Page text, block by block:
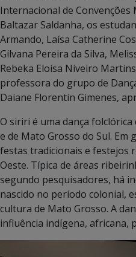
Internacional de Convenções
Baltazar Saldanha, os
Armando, Laísa Catherine
Gilvana Pereira da Silva,
Rebeka Eloísa Niveiro
professora do grupo de
Daiane Florentin Gimenes,
O siriri é uma dança
e de Mato Grosso do Sul.
festas tradicionais e festejos
Oeste. Típica de áreas
segundo pesquisadores, há
nascido no período colonial,
cultura de Mato Grosso. A
influência indígena, africana,